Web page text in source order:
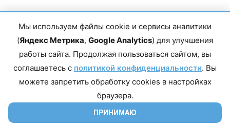
Главный редактор сетевого издания Магомаев Тимур Нухович. Контакты
редакции: 8(988)-292-94-34 Почта: vestiskfo@gmail.com По вопросам
Дагестан, г. Махачкала, пр-т Насрутдинова, д. 1а. Все права защищены.
Копирование и использование полных материалов запрещено, частичное
цитирование возможно только при условии гиперссылки на сайт mirmol.ru.
Мы используем файлы cookie и сервисы аналитики
(Яндекс Метрика, Google Analytics) для улучшения
работы сайта. Продолжая пользоваться сайтом, вы
соглашаетесь с политикой конфиденциальности. Вы
можете запретить обработку cookies в настройках
браузера.
ПРИНИМАЮ